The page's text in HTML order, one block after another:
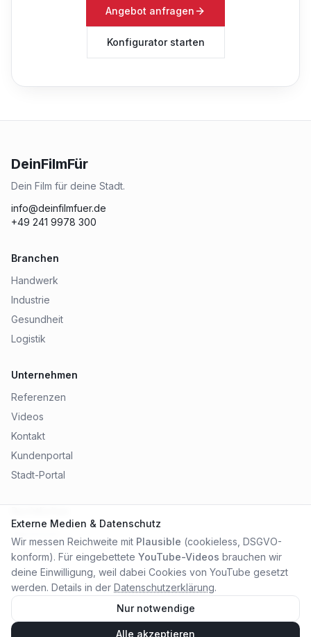
Angebot anfragen
Konfigurator starten
DeinFilmFür
Dein Film für deine Stadt.
info@deinfilmfuer.de
+49 241 9978 300
Branchen
Handwerk
Industrie
Gesundheit
Logistik
Unternehmen
Referenzen
Videos
Kontakt
Kundenportal
Stadt-Portal
Datenschutz
AGB
City Online Medien OHG . Alle Rechte vorbehalten.
Externe Medien & Datenschutz
Wir messen Reichweite mit Plausible (cookieless, DSGVO-
konform). Für eingebettete YouTube-Videos brauchen wir
deine Einwilligung, weil dabei Cookies von YouTube gesetzt
werden. Details in der Datenschutzerklärung.
Nur notwendige
Alle akzeptieren